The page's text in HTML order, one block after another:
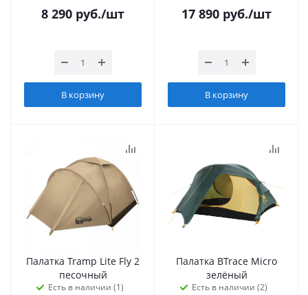
8 290 руб./шт
В корзину
17 890 руб./шт
В корзину
Палатка Tramp Lite Fly 2
песочный
Есть в наличии (1)
Палатка BTrace Micro
зелёный
Есть в наличии (2)